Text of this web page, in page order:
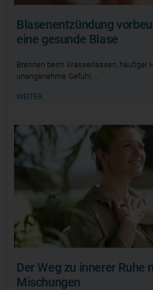
Blasenentzündung
eine gesunde Blase
Brennen beim Wasserlassen, häufiger
unangenehme Gefühl,
WEITER
Der Weg zu innerer Ruhe
Mischungen